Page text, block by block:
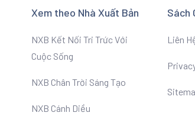
Xem theo Nhà Xuất Bản
NXB Kết Nối Tri Trức Với
Cuộc Sống
NXB Chân Trời Sáng Tạo
NXB Cánh Diều
Sách
Liên